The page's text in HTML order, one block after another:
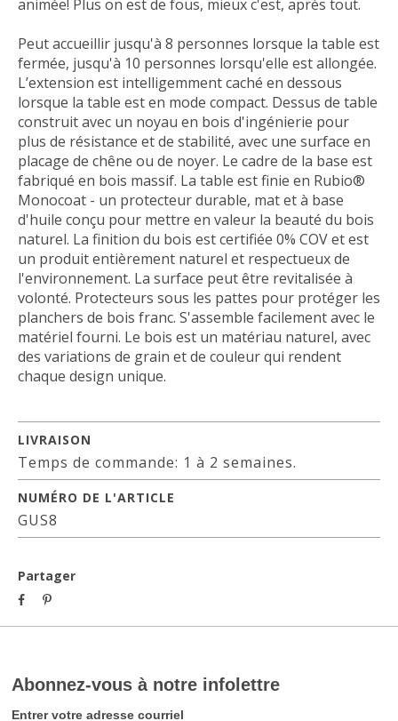
animée! Plus on est de fous, mieux c'est, après tout.
Peut accueillir jusqu'à 8 personnes lorsque la table est
fermée, jusqu'à 10 personnes lorsqu'elle est allongée.
L’extension est intelligemment caché en dessous
lorsque la table est en mode compact. Dessus de table
construit avec un noyau en bois d'ingénierie pour
plus de résistance et de stabilité, avec une surface en
placage de chêne ou de noyer. Le cadre de la base est
fabriqué en bois massif. La table est finie en Rubio®
Monocoat - un protecteur durable, mat et à base
d'huile conçu pour mettre en valeur la beauté du bois
naturel. La finition du bois est certifiée 0% COV et est
un produit entièrement naturel et respectueux de
l'environnement. La surface peut être revitalisée à
volonté. Protecteurs sous les pattes pour protéger les
planchers de bois franc. S'assemble facilement avec le
matériel fourni. Le bois est un matériau naturel, avec
des variations de grain et de couleur qui rendent
chaque design unique.
LIVRAISON
Temps de commande: 1 à 2 semaines.
NUMÉRO DE L'ARTICLE
GUS8
Partager
Abonnez-vous à notre infolettre
Entrer votre adresse courriel